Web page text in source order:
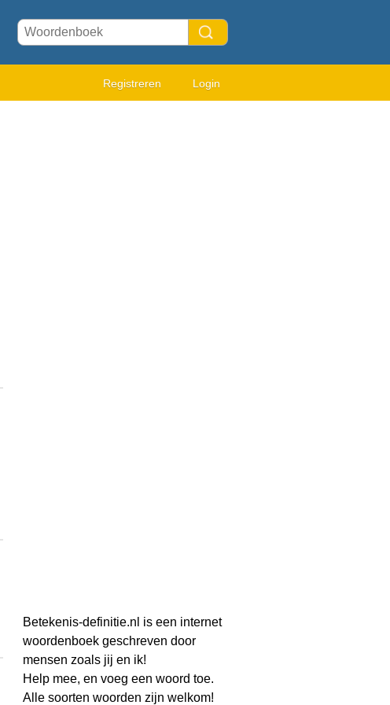
Registreren Login
Betekenis-definitie.nl is een internet
woordenboek geschreven door
mensen zoals jij en ik!
Help mee, en voeg een woord toe.
Alle soorten woorden zijn welkom!